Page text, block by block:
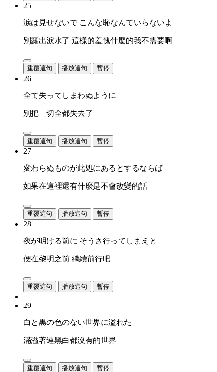
25
涙は見せないで こんな恥なんていらないよ
別露出淚水了 這樣的羞愧什麼的我不需要啊
重覆這句 播放這句 暫停
26
全て失ってしまわぬように
別把一切全都失去了
重覆這句 播放這句 暫停
27
変わらぬものが此処にあるとするならば
如果在這裡還有什麼是不會改變的話
重覆這句 播放這句 暫停
28
夜が明ける前に そうさ行ってしまえと
便在黎明之前 繼續前行吧
重覆這句 播放這句 暫停
29
白と黒の色のない世界に溢れた
滿溢著連黑白都沒有的世界
重覆這句 播放這句 暫停